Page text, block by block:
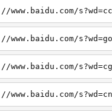
www.baidu.com/
www.baidu.com/
www.baidu.com/
www.baidu.com/